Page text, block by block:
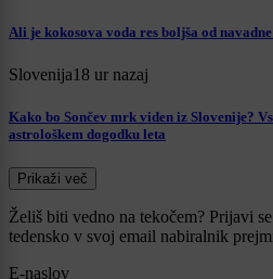
Ali je kokosova voda res boljša od
Slovenija18 ur nazaj
Kako bo Sončev mrk viden iz Slovenije?
astrološkem dogodku leta
Prikaži več
Želiš biti vedno na tekočem? Prijavi
tedensko v svoj email nabiralnik
E-naslov